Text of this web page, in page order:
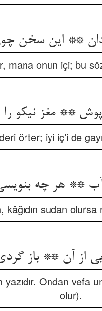
mana onun içi; bu
deri örter; iyi iç’i de
kâğıdın sudan
Ondan vefa
olur).